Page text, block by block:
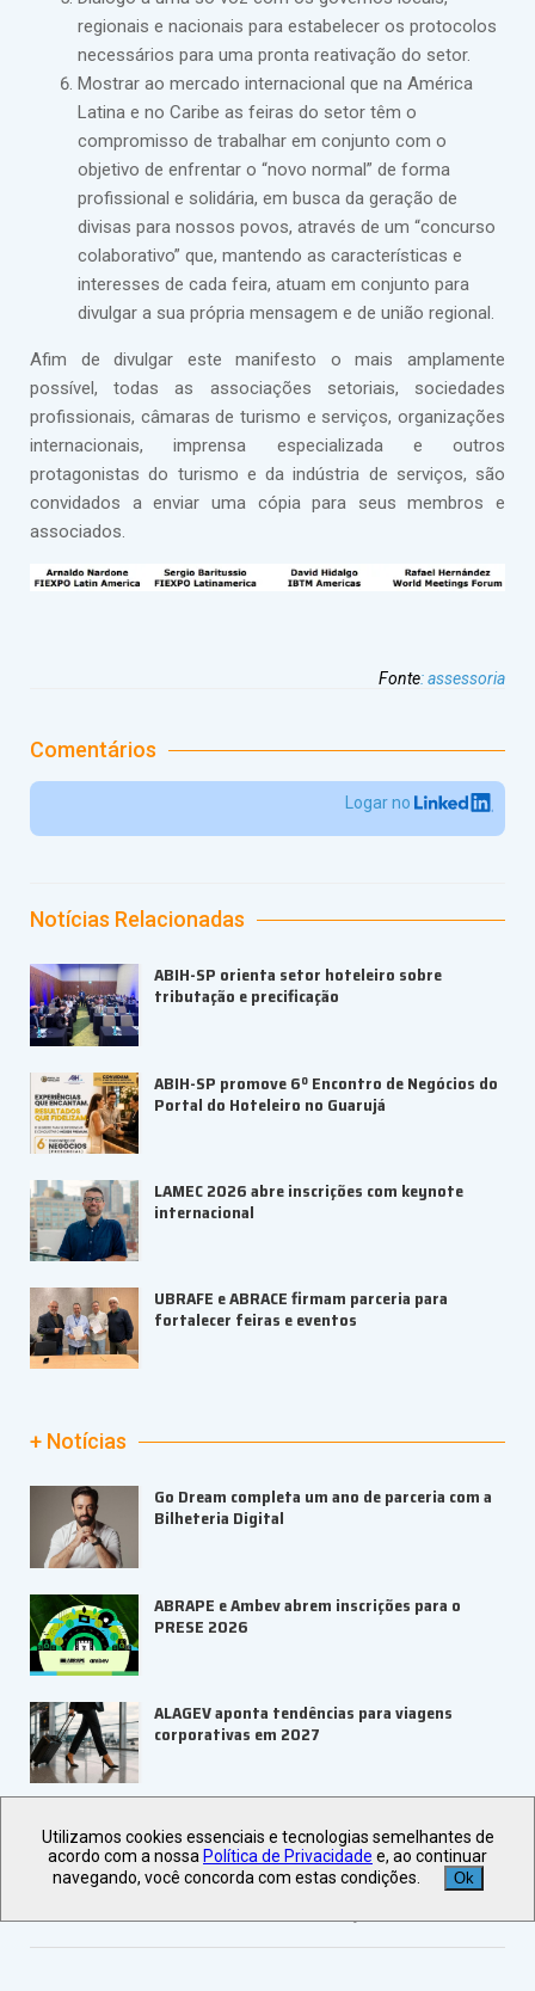
regionais e nacionais para estabelecer os protocolos
necessários para uma pronta reativação do setor.
Mostrar ao mercado internacional que na América
Latina e no Caribe as feiras do setor têm o
compromisso de trabalhar em conjunto com o
objetivo de enfrentar o “novo normal” de forma
profissional e solidária, em busca da geração de
divisas para nossos povos, através de um “concurso
colaborativo” que, mantendo as características e
interesses de cada feira, atuam em conjunto para
divulgar a sua própria mensagem e de união regional.
Afim de divulgar este manifesto o mais amplamente
possível, todas as associações setoriais, sociedades
profissionais, câmaras de turismo e serviços, organizações
internacionais, imprensa especializada e outros
protagonistas do turismo e da indústria de serviços, são
convidados a enviar uma cópia para seus membros e
associados.
Fonte:assessoria
Comentários
Logar no
Notícias Relacionadas
ABIH-SP orienta setor hoteleiro sobre
tributação e precificação
ABIH-SP promove 6º Encontro de Negócios do
Portal do Hoteleiro no Guarujá
LAMEC 2026 abre inscrições com keynote
internacional
UBRAFE e ABRACE firmam parceria para
fortalecer feiras e eventos
+ Notícias
Go Dream completa um ano de parceria com a
Bilheteria Digital
ABRAPE e Ambev abrem inscrições para o
PRESE 2026
ALAGEV aponta tendências para viagens
corporativas em 2027
ecossistema de eventos B2B
Utilizamos cookies essenciais e tecnologias semelhantes de
acordo com a nossa Política de Privacidade e, ao continuar
navegando, você concorda com estas condições.
Ok